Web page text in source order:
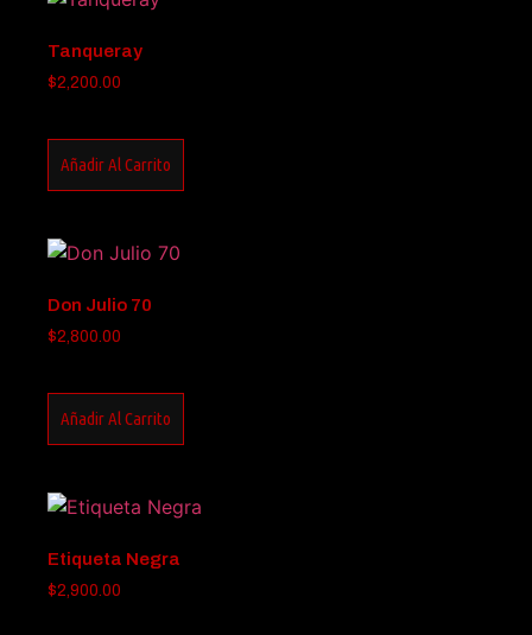
Tanqueray
$2,200.00
Añadir Al Carrito
Don Julio 70
$2,800.00
Añadir Al Carrito
Etiqueta Negra
$2,900.00